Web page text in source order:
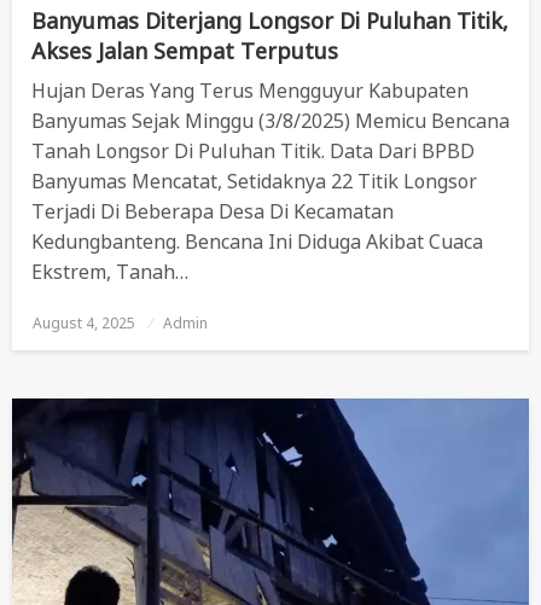
Banyumas Diterjang Longsor Di Puluhan Titik,
Akses Jalan Sempat Terputus
Hujan Deras Yang Terus Mengguyur Kabupaten
Banyumas Sejak Minggu (3/8/2025) Memicu Bencana
Tanah Longsor Di Puluhan Titik. Data Dari BPBD
Banyumas Mencatat, Setidaknya 22 Titik Longsor
Terjadi Di Beberapa Desa Di Kecamatan
Kedungbanteng. Bencana Ini Diduga Akibat Cuaca
Ekstrem, Tanah…
Posted
On
August 4, 2025 Admin